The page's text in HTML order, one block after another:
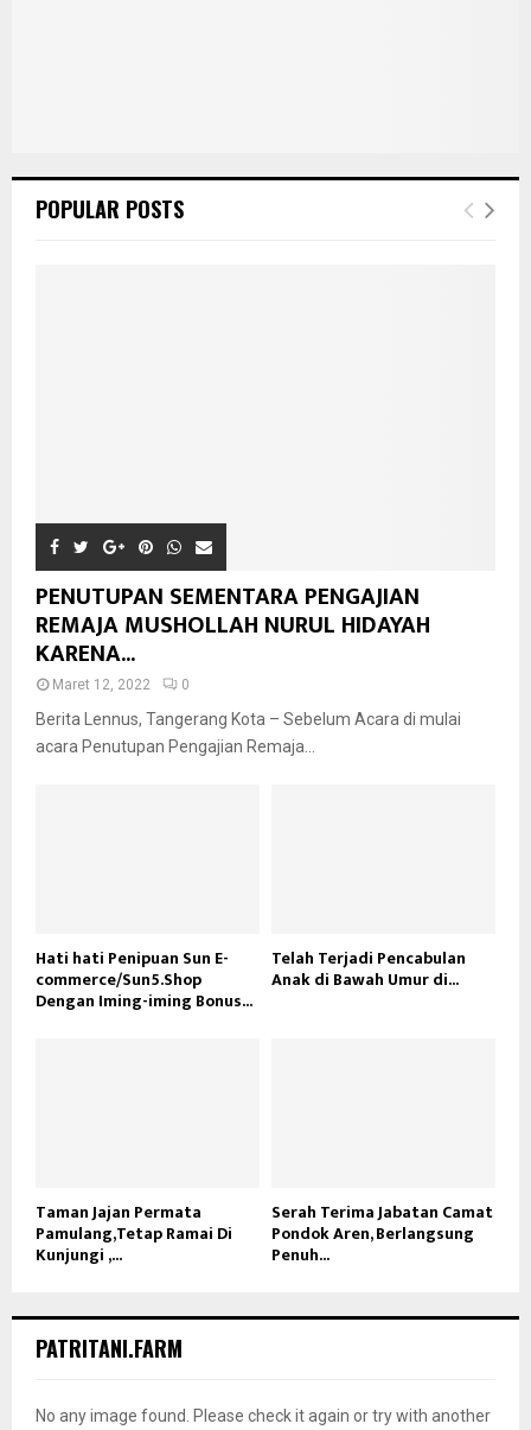
POPULAR POSTS
PENUTUPAN SEMENTARA PENGAJIAN
REMAJA MUSHOLLAH NURUL HIDAYAH
KARENA...
Maret 12, 2022 0
Berita Lennus, Tangerang Kota – Sebelum Acara di mulai
acara Penutupan Pengajian Remaja...
Hati hati Penipuan Sun E-
commerce/Sun5.Shop
Dengan Iming-iming Bonus...
Telah Terjadi Pencabulan
Anak di Bawah Umur di...
Taman Jajan Permata
Pamulang,Tetap Ramai Di
Kunjungi ,...
Serah Terima Jabatan Camat
Pondok Aren, Berlangsung
Penuh...
PATRITANI.FARM
No any image found. Please check it again or try with another